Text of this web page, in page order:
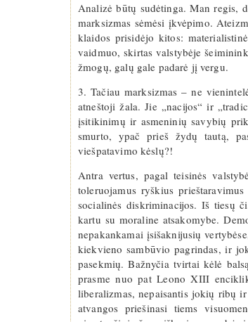
Analizė būtų sudėtinga. Man regis,
marksizmas sėmėsi įkvėpimo.
klaidos prisidėjo kitos:
vaidmuo, skirtas valstybėje
žmogų, galų gale padarė jį vergu.
3. Tačiau marksizmas – ne
atneštoji žala. Jie „nacijos“ ir
įsitikinimų ir asmeninių savybių
smurto, ypač prieš žydų tautą,
viešpatavimo kėslų?!
Antra vertus, pagal teisinės
toleruojamus ryškius
socialinės diskriminacijos. Iš tiesų
kartu su moraline atsakomybe.
nepakankamai įsišaknijusių
kiekvieno sambūvio pagrindas, ir
pasekmių. Bažnyčia tvirtai kėlė
prasme nuo pat Leono XIII
liberalizmas, nepaisantis jokių ribų
atvangos priešinasi tiems